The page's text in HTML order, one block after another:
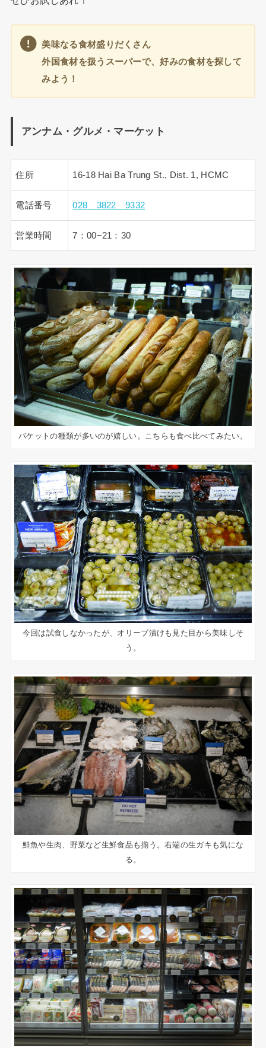
美味なる食材盛りだくさん
外国食材を扱うスーパーで、好みの食材を探して
みよう！
アンナム・グルメ・マーケット
住所 16-18 Hai Ba Trung St., Dist. 1, HCMC
電話番号 028 3822 9332
営業時間 7：00−21：30
バケットの種類が多いのが嬉しい。こちらも食べ比べてみたい。
今回は試食しなかったが、オリーブ漬けも見た目から美味しそ
う。
鮮魚や生肉、野菜など生鮮食品も揃う。右端の生ガキも気にな
る。